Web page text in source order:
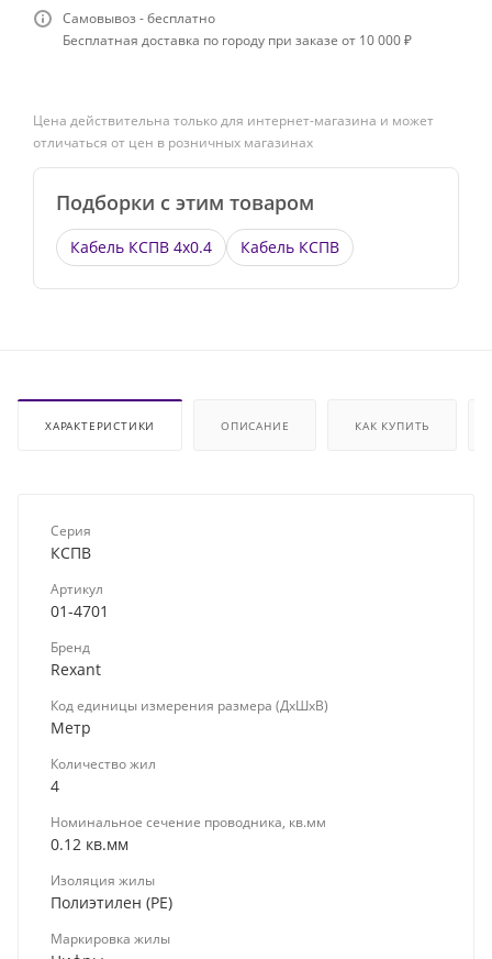
Самовывоз - бесплатно
Бесплатная доставка по городу при заказе от 10 000 ₽
Цена действительна только для интернет-магазина и может
отличаться от цен в розничных магазинах
Подборки с этим товаром
Кабель КСПВ 4х0.4 Кабель КСПВ
ХАРАКТЕРИСТИКИ ОПИСАНИЕ КАК КУПИТЬ
Серия
КСПВ
Артикул
01-4701
Бренд
Rexant
Код единицы измерения размера (ДхШхВ)
Метр
Количество жил
4
Номинальное сечение проводника, кв.мм
0.12 кв.мм
Изоляция жилы
Полиэтилен (PE)
Маркировка жилы